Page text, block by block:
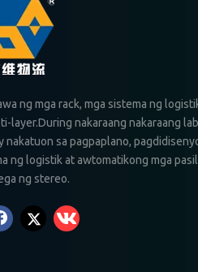
ng mga rack, mga sistema ng
layer.During nakaraang nakaraang
nakatuon sa pagpaplano,
ng logistik at awtomatikong mga
ng stereo.